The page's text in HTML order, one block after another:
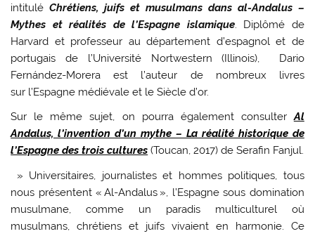
intituléChrétiens, juifs et musulmans dans al-Andalus –
Mythes et réalités de l’Espagne islamique. Diplômé de
Harvard et professeur au département d’espagnol et de
portugais de l’Université Nortwestern (Illinois), Dario
Fernández-Morera est l’auteur de nombreux livres
sur l’Espagne médiévale et le Siècle d’or.
Sur le même sujet, on pourra également consulterAl
Andalus, l’invention d’un mythe – La réalité historique de
l’Espagne des trois cultures (Toucan, 2017) de Serafin Fanjul.
» Universitaires, journalistes et hommes politiques, tous
nous présentent « Al-Andalus », l’Espagne sous domination
musulmane, comme un paradis multiculturel où
musulmans, chrétiens et juifs vivaient en harmonie. Ce